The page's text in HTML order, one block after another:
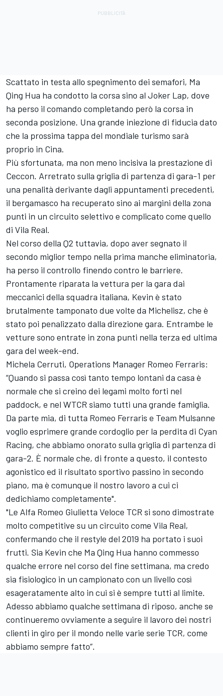
Scattato in testa allo spegnimento dei semafori, Ma
Qing Hua ha condotto la corsa sino al Joker Lap, dove
ha perso il comando completando però la corsa in
seconda posizione. Una grande iniezione di fiducia dato
che la prossima tappa del mondiale turismo sarà
proprio in Cina.
Più sfortunata, ma non meno incisiva la prestazione di
Ceccon. Arretrato sulla griglia di partenza di gara-1 per
una penalità derivante dagli appuntamenti precedenti,
il bergamasco ha recuperato sino ai margini della zona
punti in un circuito selettivo e complicato come quello
di Vila Real.
Nel corso della Q2 tuttavia, dopo aver segnato il
secondo miglior tempo nella prima manche eliminatoria,
ha perso il controllo finendo contro le barriere.
Prontamente riparata la vettura per la gara dai
meccanici della squadra italiana, Kevin è stato
brutalmente tamponato due volte da Michelisz, che è
stato poi penalizzato dalla direzione gara. Entrambe le
vetture sono entrate in zona punti nella terza ed ultima
gara del week-end.
Michela Cerruti, Operations Manager Romeo Ferraris:
“Quando si passa così tanto tempo lontani da casa è
normale che si creino dei legami molto forti nel
paddock, e nel WTCR siamo tutti una grande famiglia.
Da parte mia, di tutta Romeo Ferraris e Team Mulsanne
voglio esprimere grande cordoglio per la perdita di Cyan
Racing, che abbiamo onorato sulla griglia di partenza di
gara-2. È normale che, di fronte a questo, il contesto
agonistico ed il risultato sportivo passino in secondo
piano, ma è comunque il nostro lavoro a cui ci
dedichiamo completamente".
"Le Alfa Romeo Giulietta Veloce TCR si sono dimostrate
molto competitive su un circuito come Vila Real,
confermando che il restyle del 2019 ha portato i suoi
frutti. Sia Kevin che Ma Qing Hua hanno commesso
qualche errore nel corso del fine settimana, ma credo
sia fisiologico in un campionato con un livello così
esageratamente alto in cui si è sempre tutti al limite.
Adesso abbiamo qualche settimana di riposo, anche se
continueremo ovviamente a seguire il lavoro dei nostri
clienti in giro per il mondo nelle varie serie TCR, come
abbiamo sempre fatto”.